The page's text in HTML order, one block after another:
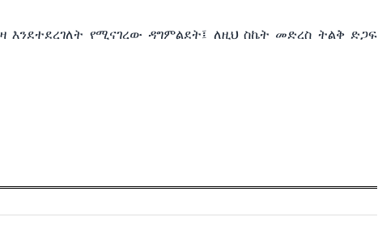
እንደተደረገለት የሚናገረው ዳግምልደት፤ ለዚህ ስኬት መድረስ ትልቅ ድጋፍ